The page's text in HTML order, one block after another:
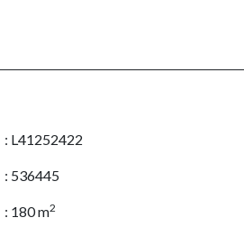
: L41252422
: 536445
: 180 m2